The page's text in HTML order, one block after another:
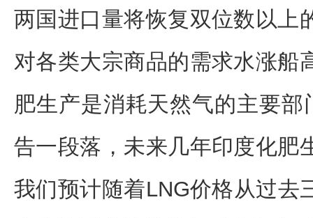
两国进口量将恢复双位数以上
对各类大宗商品的需求水涨船
肥生产是消耗天然气的主要
告一段落，未来几年印度化肥
我们预计随着LNG价格从过去